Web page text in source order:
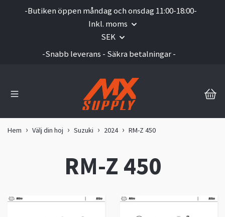
-Butiken öppen måndag och onsdag 11:00-18:00-
Inkl. moms
SEK
-Snabb leverans - Säkra betalningar -
Hem Välj din hoj Suzuki 2024 RM-Z 450
RM-Z 450